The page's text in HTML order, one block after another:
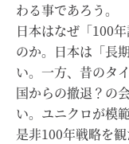
わる事であろう。
日本はなぜ「100
のか。日本は「長
い。一方、昔のタ
国からの撤退？の
い。ユニクロが模
是非100年戦略を観